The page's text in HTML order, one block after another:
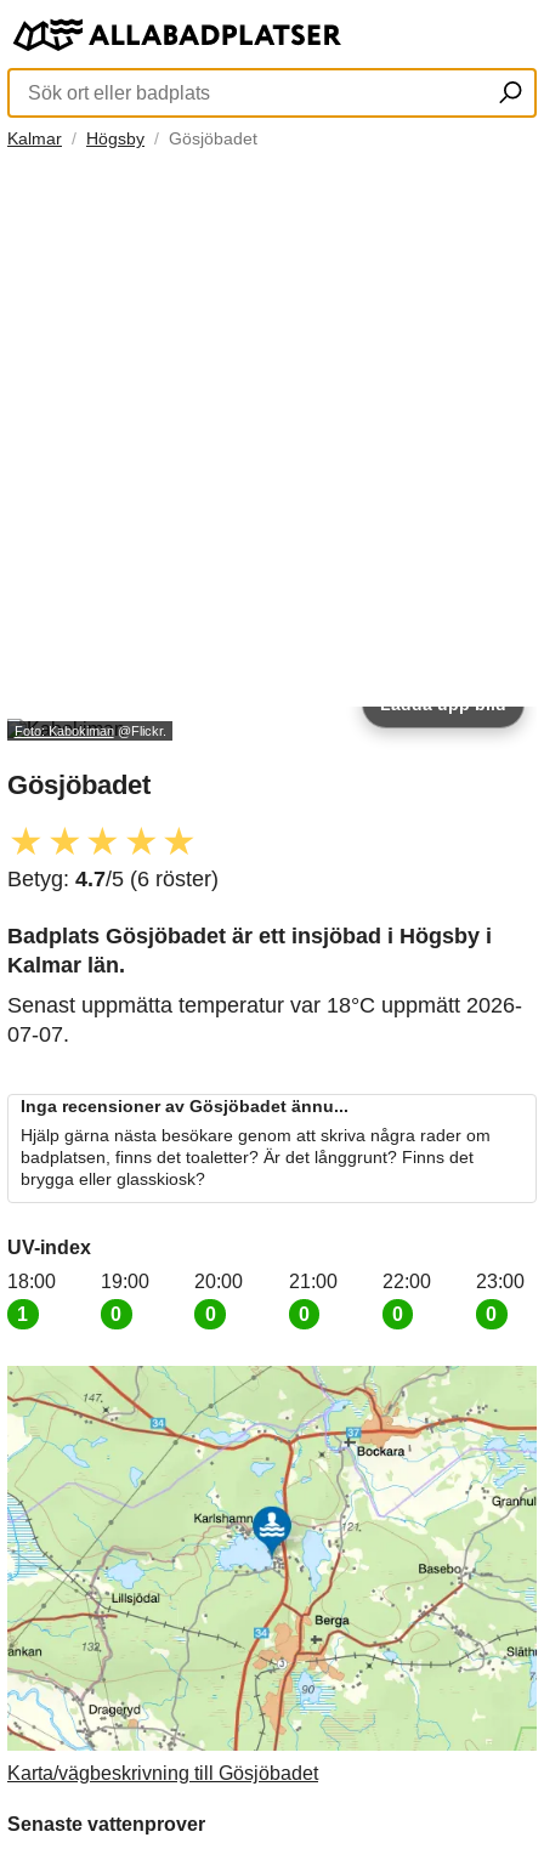
Kalmar Högsby Gösjöbadet
Foto: Kabokiman@Flickr.
Ladda upp bild
Gösjöbadet
★ ★★ ★★
Betyg: 4.7/5 (6 röster)
Badplats Gösjöbadet är ett insjöbad i Högsby i
Kalmar län.
Senast uppmätta temperatur var 18°C uppmätt 2026-
07-07.
Inga recensioner av Gösjöbadet ännu...
Hjälp gärna nästa besökare genom att skriva några rader om
badplatsen, finns det toaletter? Är det långgrunt? Finns det
brygga eller glasskiosk?
UV-index
18:00
1
19:00
0
20:00
0
21:00
0
22:00
0
23:00
0
Karta/vägbeskrivning till Gösjöbadet
Senaste vattenprover